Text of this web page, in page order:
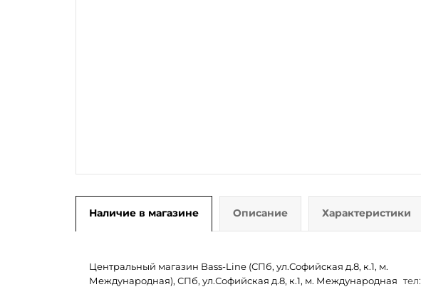
Наличие в магазине Описание Характеристики
Центральный магазин Bass-Line (СПб, ул.Софийская д.8, к.1, м.
Международная), СПб, ул.Софийская д.8, к.1, м. Международная тел: